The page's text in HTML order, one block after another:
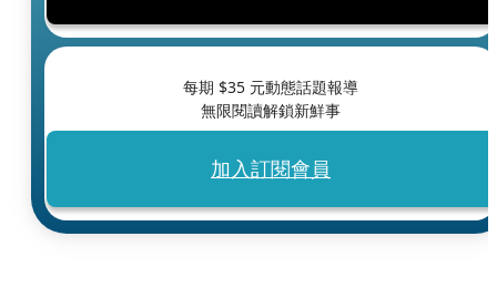
每期 $35 元動態話題報導
無限閱讀解鎖新鮮事
加入訂閱會員